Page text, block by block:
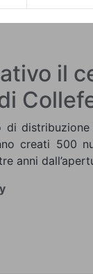
il
creati 500
anni